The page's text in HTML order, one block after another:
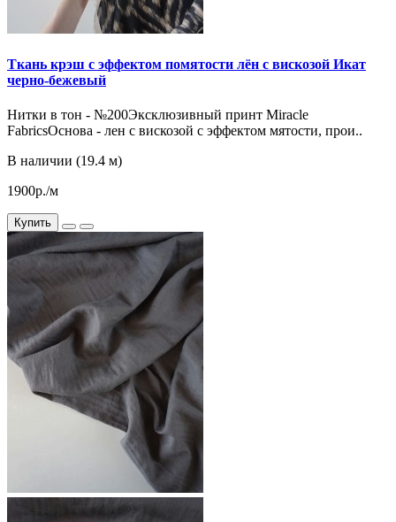
Ткань крэш с эффектом помятости лён с вискозой Икат
черно-бежевый
Нитки в тон - №200Эксклюзивный принт Miracle
FabricsОснова - лен с вискозой с эффектом мятости, прои..
В наличии (19.4 м)
1900р./м
Купить